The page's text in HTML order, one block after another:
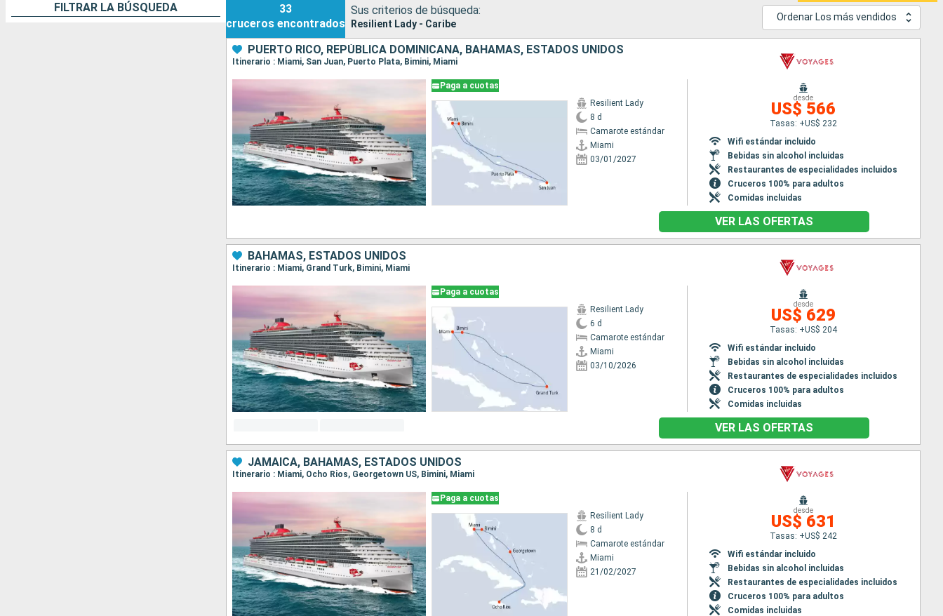
FILTRAR LA BÚSQUEDA
33
cruceros encontrados
Sus criterios de búsqueda:
Resilient Lady - Caribe
Ordenar Los más vendidos
PUERTO RICO, REPÚBLICA DOMINICANA, BAHAMAS, ESTADOS UNIDOS
Itinerario : Miami, San Juan, Puerto Plata, Bimini, Miami
Paga a cuotas
Resilient Lady
8 d
Camarote estándar
Miami
03/01/2027
desde
US$ 566
Tasas: +US$ 232
Wifi estándar incluido
Bebidas sin alcohol incluidas
Restaurantes de especialidades incluidos
Cruceros 100% para adultos
Comidas incluidas
VER LAS OFERTAS
BAHAMAS, ESTADOS UNIDOS
Itinerario : Miami, Grand Turk, Bimini, Miami
Paga a cuotas
Resilient Lady
6 d
Camarote estándar
Miami
03/10/2026
desde
US$ 629
Tasas: +US$ 204
Wifi estándar incluido
Bebidas sin alcohol incluidas
Restaurantes de especialidades incluidos
Cruceros 100% para adultos
Comidas incluidas
VER LAS OFERTAS
JAMAICA, BAHAMAS, ESTADOS UNIDOS
Itinerario : Miami, Ocho Rios, Georgetown US, Bimini, Miami
Paga a cuotas
Resilient Lady
8 d
Camarote estándar
Miami
21/02/2027
desde
US$ 631
Tasas: +US$ 242
Wifi estándar incluido
Bebidas sin alcohol incluidas
Restaurantes de especialidades incluidos
Cruceros 100% para adultos
Comidas incluidas